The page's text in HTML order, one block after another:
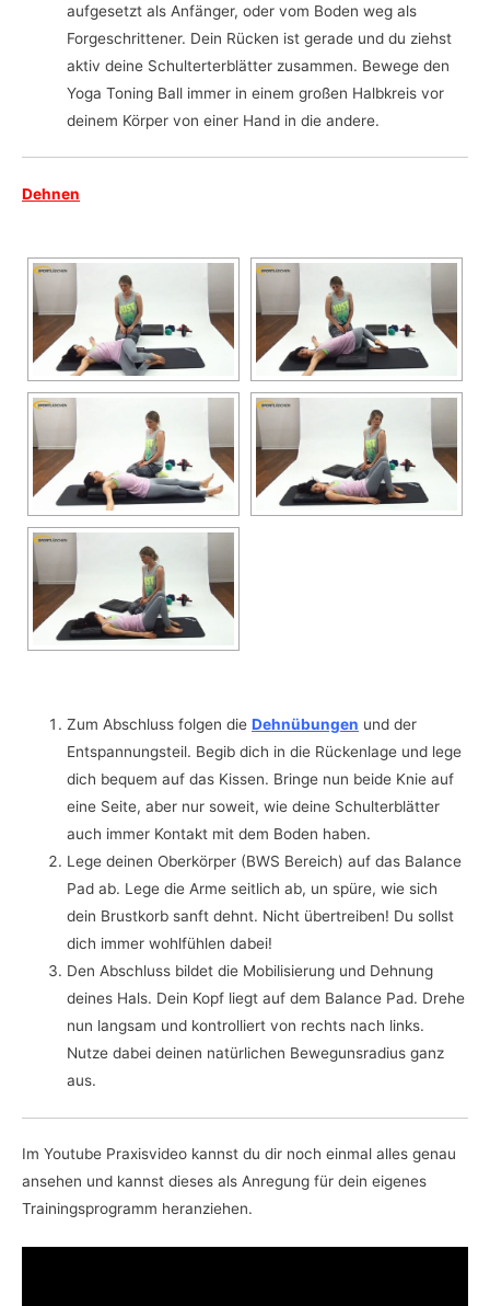
aufgesetzt als Anfänger, oder vom Boden weg als
Forgeschrittener. Dein Rücken ist gerade und du ziehst
aktiv deine Schulterterblätter zusammen. Bewege den
Yoga Toning Ball immer in einem großen Halbkreis vor
deinem Körper von einer Hand in die andere.
Dehnen
Zum Abschluss folgen dieDehnübungen und der
Entspannungsteil. Begib dich in die Rückenlage und lege
dich bequem auf das Kissen. Bringe nun beide Knie auf
eine Seite, aber nur soweit, wie deine Schulterblätter
auch immer Kontakt mit dem Boden haben.
Lege deinen Oberkörper (BWS Bereich) auf das Balance
Pad ab. Lege die Arme seitlich ab, un spüre, wie sich
dein Brustkorb sanft dehnt. Nicht übertreiben! Du sollst
dich immer wohlfühlen dabei!
Den Abschluss bildet die Mobilisierung und Dehnung
deines Hals. Dein Kopf liegt auf dem Balance Pad. Drehe
nun langsam und kontrolliert von rechts nach links.
Nutze dabei deinen natürlichen Bewegunsradius ganz
aus.
Im Youtube Praxisvideo kannst du dir noch einmal alles genau
ansehen und kannst dieses als Anregung für dein eigenes
Trainingsprogramm heranziehen.